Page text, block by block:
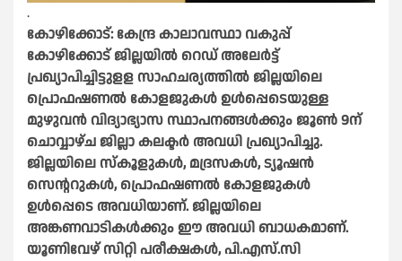
.
കോഴിക്കോട്: കേന്ദ്ര കാലാവസ്ഥാ വകുപ്പ്
കോഴിക്കോട് ജില്ലയിൽ റെഡ് അലേർട്ട്
പ്രഖ്യാപിച്ചിട്ടുളള സാഹചര്യത്തിൽ ജില്ലയിലെ
പ്രൊഫഷണൽ കോളജുകൾ ഉൾപ്പെടെയുള്ള
മുഴുവൻ വിദ്യാഭ്യാസ സ്ഥാപനങ്ങൾക്കും ജൂൺ 9ന്
ചൊവ്വാഴ്ച ജില്ലാ കലക്ടർ അവധി പ്രഖ്യാപിച്ചു.
ജില്ലയിലെ സ്കൂളുകൾ, മദ്രസകൾ, ട്യൂഷൻ
സെൻ്ററുകൾ, പ്രൊഫഷണൽ കോളജുകൾ
ഉൾപ്പെടെ അവധിയാണ്. ജില്ലയിലെ
അങ്കണവാടികൾക്കും ഈ അവധി ബാധകമാണ്.
യൂണിവേഴ് സിറ്റി പരീക്ഷകൾ, പി.എസ്.സി